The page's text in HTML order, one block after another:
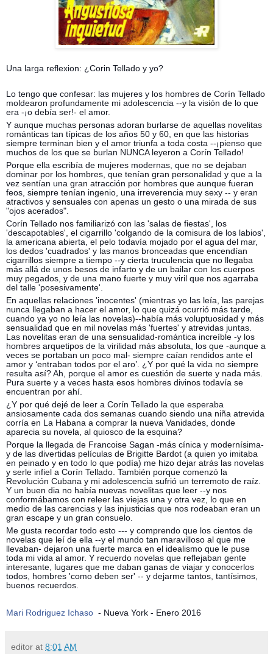
Una larga reflexion: ¿Corin Tellado y yo?
Lo tengo que confesar: las mujeres y los hombres de Corín Tellado
moldearon profundamente mi adolescencia --y la visión de lo que
era -¡o debía ser!- el amor.
Y aunque muchas personas adoran burlarse de aquellas novelitas
románticas tan típicas de los años 50 y 60, en que las historias
siempre terminan bien y el amor triunfa a toda costa --¡pienso que
muchos de los que se burlan NUNCA leyeron a Corín Tellado!
Porque ella escribía de mujeres modernas, que no se dejaban
dominar por los hombres, que tenían gran personalidad y que a la
vez sentían una gran atracción por hombres que aunque fueran
feos, siempre tenían ingenio, una irreverencia muy sexy -- y eran
atractivos y sensuales con apenas un gesto o una mirada de sus
"ojos acerados".
Corín Tellado nos familiarizó con las 'salas de fiestas', los
'descapotables', el cigarrillo 'colgando de la comisura de los labios',
la americana abierta, el pelo todavía mojado por el agua del mar,
los dedos 'cuadrados' y las manos bronceadas que encendían
cigarrillos siempre a tiempo --y cierta truculencia que no llegaba
más allá de unos besos de infarto y de un bailar con los cuerpos
muy pegados, y de una mano fuerte y muy viril que nos agarraba
del talle 'posesivamente'.
En aquellas relaciones 'inocentes' (mientras yo las leía, las parejas
nunca llegaban a hacer el amor, lo que quizá ocurrió más tarde,
cuando ya yo no leía las novelas)--había más voluptuosidad y más
sensualidad que en mil novelas más 'fuertes' y atrevidas juntas.
Las novelitas eran de una sensualidad-romántica increíble -y los
hombres arquetipos de la virilidad más absoluta, los que -aunque a
veces se portaban un poco mal- siempre caían rendidos ante el
amor y ‘entraban todos por el aro’. ¿Y por qué la vida no siempre
resulta así? Ah, porque el amor es cuestión de suerte y nada más.
Pura suerte y a veces hasta esos hombres divinos todavía se
encuentran por ahí.
¿Y por qué dejé de leer a Corín Tellado la que esperaba
ansiosamente cada dos semanas cuando siendo una niña atrevida
corría en La Habana a comprar la nueva Vanidades, donde
aparecia su novela, al quiosco de la esquina?
Porque la llegada de Francoise Sagan -más cínica y modernísima-
y de las divertidas películas de Brigitte Bardot (a quien yo imitaba
en peinado y en todo lo que podía) me hizo dejar atrás las novelas
y serle infiel a Corín Tellado. También porque comenzó la
Revolución Cubana y mi adolescencia sufrió un terremoto de raíz.
Y un buen dia no había nuevas novelitas que leer --y nos
conformábamos con releer las viejas una y otra vez, lo que en
medio de las carencias y las injusticias que nos rodeaban eran un
gran escape y un gran consuelo.
Me gusta recordar todo esto --- y comprendo que los cientos de
novelas que leí de ella --y el mundo tan maravilloso al que me
llevaban- dejaron una fuerte marca en el idealismo que le puse
toda mi vida al amor. Y recuerdo novelas que reflejaban gente
interesante, lugares que me daban ganas de viajar y conocerlos
todos, hombres 'como deben ser' -- y dejarme tantos, tantísimos,
buenos recuerdos.
Mari Rodriguez Ichaso - Nueva York - Enero 2016
editor at 8:01 AM